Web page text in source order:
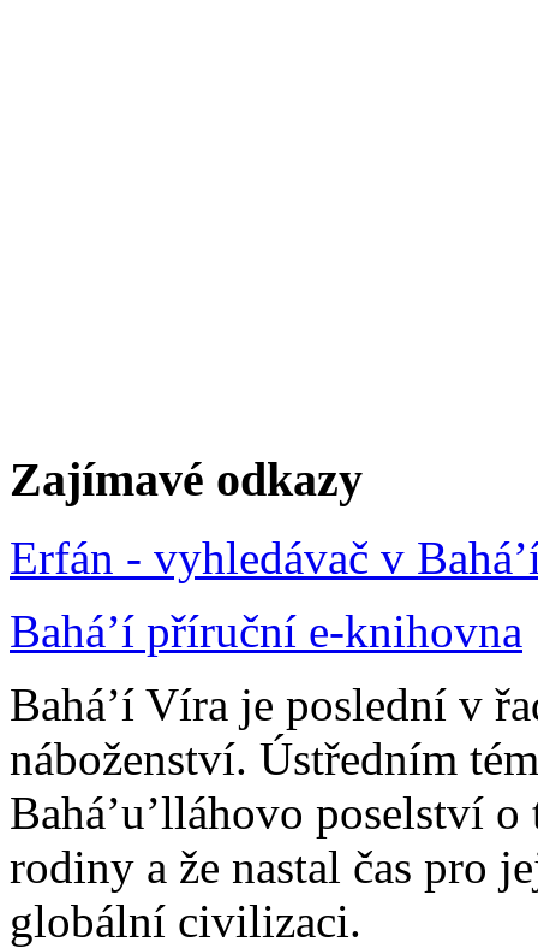
Zajímavé odkazy
Erfán - vyhledávač v
Bahá’í příruční e-knihovna
Bahá’í Víra je poslední v
náboženství. Ústředním
Bahá’u’lláhovo poselství
rodiny a že nastal čas pro
globální civilizaci.